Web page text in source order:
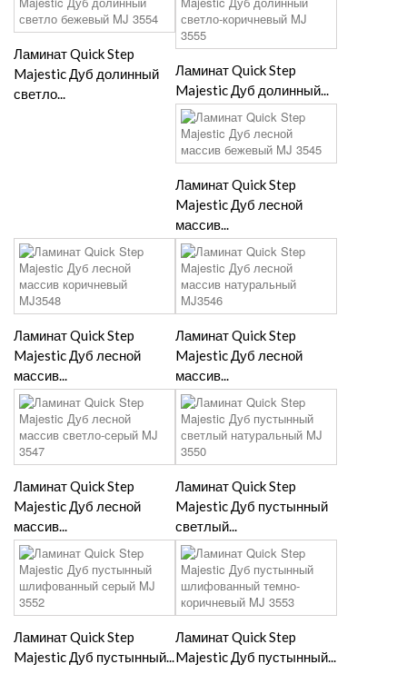
Ламинат Quick Step
Majestic Дуб долинный
светло...
Ламинат Quick Step
Majestic Дуб долинный...
Ламинат Quick Step
Majestic Дуб лесной
массив...
Ламинат Quick Step
Majestic Дуб лесной
массив...
Ламинат Quick Step
Majestic Дуб лесной
массив...
Ламинат Quick Step
Majestic Дуб лесной
массив...
Ламинат Quick Step
Majestic Дуб пустынный
светлый...
Ламинат Quick Step
Majestic Дуб пустынный...
Ламинат Quick Step
Majestic Дуб пустынный...